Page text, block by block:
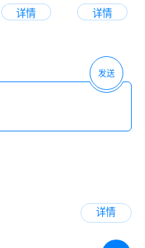
详情
详情
发送
详情